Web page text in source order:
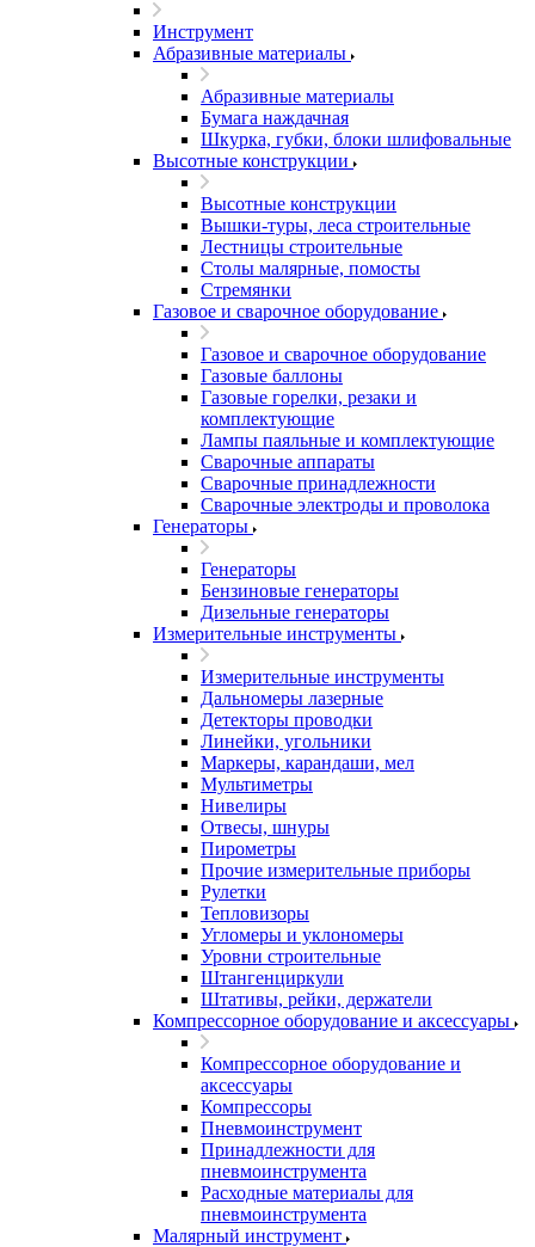
Инструмент
Абразивные материалы
Абразивные материалы
Бумага наждачная
Шкурка, губки, блоки шлифовальные
Высотные конструкции
Высотные конструкции
Вышки-туры, леса строительные
Лестницы строительные
Столы малярные, помосты
Стремянки
Газовое и сварочное оборудование
Газовое и сварочное оборудование
Газовые баллоны
Газовые горелки, резаки и
комплектующие
Лампы паяльные и комплектующие
Сварочные аппараты
Сварочные принадлежности
Сварочные электроды и проволока
Генераторы
Генераторы
Бензиновые генераторы
Дизельные генераторы
Измерительные инструменты
Измерительные инструменты
Дальномеры лазерные
Детекторы проводки
Линейки, угольники
Маркеры, карандаши, мел
Мультиметры
Нивелиры
Отвесы, шнуры
Пирометры
Прочие измерительные приборы
Рулетки
Тепловизоры
Угломеры и уклономеры
Уровни строительные
Штангенциркули
Штативы, рейки, держатели
Компрессорное оборудование и аксессуары
Компрессорное оборудование и
аксессуары
Компрессоры
Пневмоинструмент
Принадлежности для
пневмоинструмента
Расходные материалы для
пневмоинструмента
Малярный инструмент